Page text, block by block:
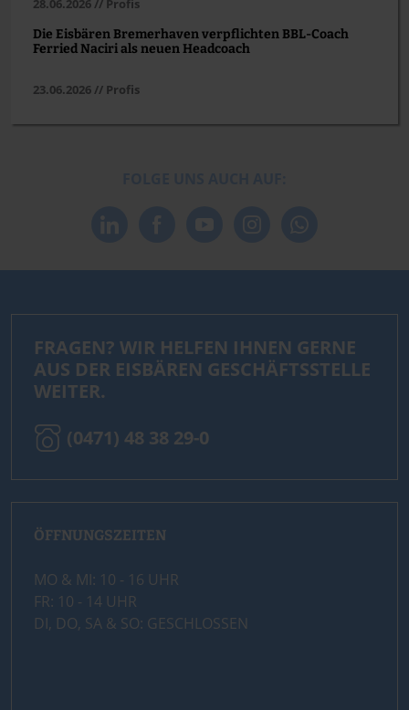
28.06.2026 // Profis
Die Eisbären Bremerhaven verpflichten BBL-Coach
Ferried Naciri als neuen Headcoach
23.06.2026 // Profis
FRAGEN? WIR HELFEN IHNEN GERNE
AUS DER EISBÄREN GESCHÄFTSSTELLE
WEITER.
(0471) 48 38 29-0
ÖFFNUNGSZEITEN
MO & MI: 10 - 16 UHR
FR: 10 - 14 UHR
DI, DO, SA & SO: GESCHLOSSEN